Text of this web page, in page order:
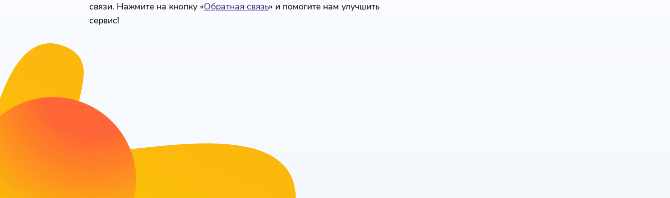
связи. Нажмите на кнопку «Обратная связь» и помогите нам улучшить
сервис!